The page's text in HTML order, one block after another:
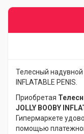
Телесный надувной
INFLATABLE PENIS.
Приобретая
JOLLY BOOBY
Гипермаркете
помощью